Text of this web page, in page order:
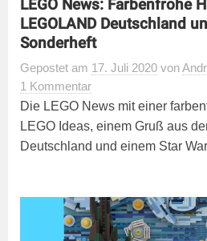
LEGO News: Farbenfrohe
LEGOLAND Deutschland
Sonderheft
Gepostet am 17. Juli 2020 von
1 Kommentar
Die LEGO News mit einer
LEGO Ideas, einem Gruß aus
Deutschland und einem Star